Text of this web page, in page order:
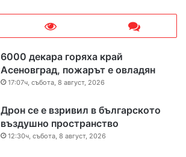
6000 декара горяха край
Асеновград, пожарът е овладян
17:07ч, събота, 8 август, 2026
Дрон се е взривил в българското
въздушно пространство
12:30ч, събота, 8 август, 2026